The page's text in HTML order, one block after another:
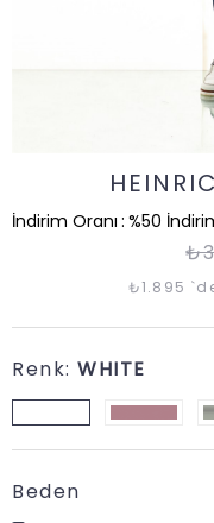
İndirim Oranı : %50
₺1.895
Renk: WHITE
Beden